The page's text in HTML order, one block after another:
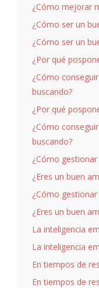
¿Cómo mejorar
¿Cómo ser un
¿Cómo ser un
¿Por qué
¿Cómo
buscando?
¿Por qué
¿Cómo
buscando?
¿Cómo
¿Eres un buen
¿Cómo
¿Eres un buen
La inteligencia
La inteligencia
En tiempos de
En tiempos de